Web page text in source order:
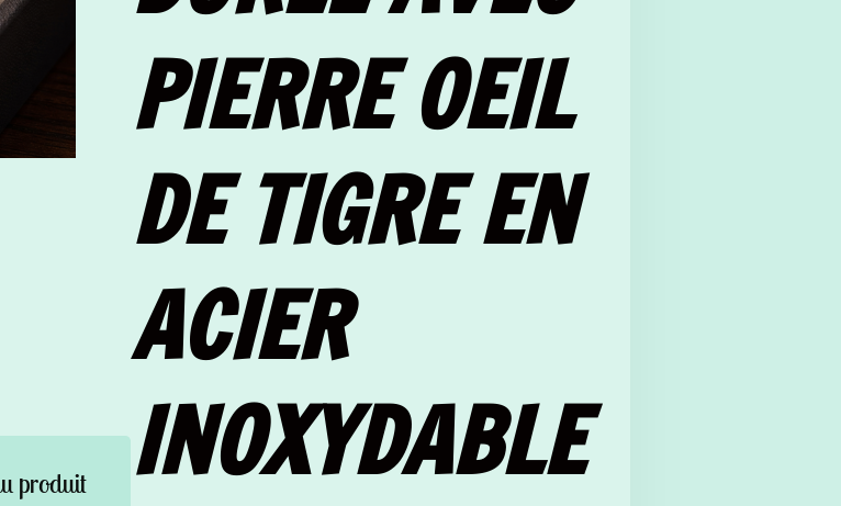
PIERRE OEIL
DE TIGRE EN
ACIER
INOXYDABLE
produit